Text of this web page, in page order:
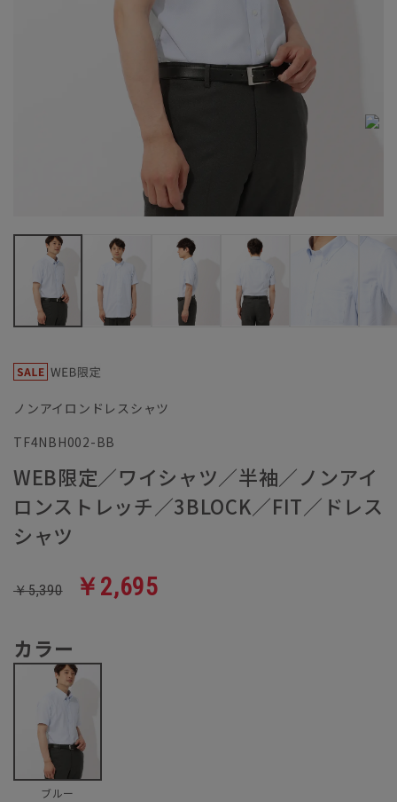
ノンアイロンドレスシャツ
TF4NBH002-BB
WEB限定／ワイシャツ／半袖／ノンアイ
ロンストレッチ／3BLOCK／FIT／ドレス
シャツ
￥5,390 ￥2,695
カラー
ブルー